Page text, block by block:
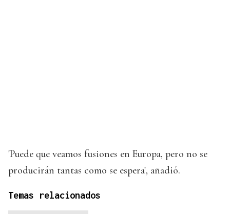
'Puede que veamos fusiones en Europa, pero no se
producirán tantas como se espera', añadió.
Temas relacionados